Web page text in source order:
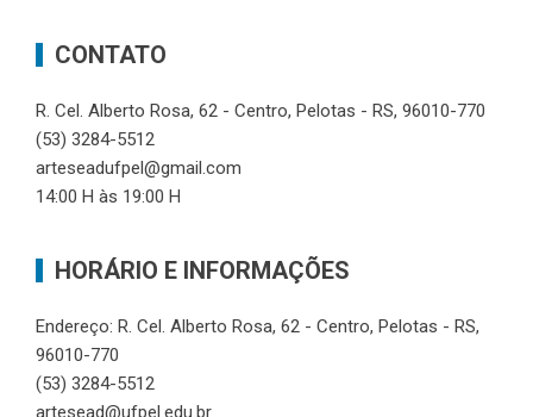
CONTATO
R. Cel. Alberto Rosa, 62 - Centro, Pelotas - RS, 96010-770
(53) 3284-5512
arteseadufpel@gmail.com
14:00 H às 19:00 H
HORÁRIO E INFORMAÇÕES
Endereço: R. Cel. Alberto Rosa, 62 - Centro, Pelotas - RS,
96010-770
(53) 3284-5512
artesead@ufpel.edu.br